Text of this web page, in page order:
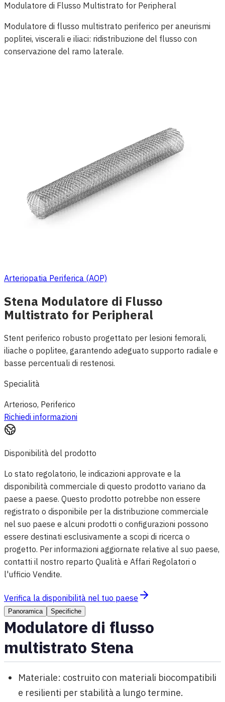
Modulatore di Flusso Multistrato for Peripheral
Modulatore di flusso multistrato periferico per aneurismi
poplitei, viscerali e iliaci: ridistribuzione del flusso con
conservazione del ramo laterale.
Arteriopatia Periferica (AOP)
Stena Modulatore di Flusso
Multistrato for Peripheral
Stent periferico robusto progettato per lesioni femorali,
iliache o poplitee, garantendo adeguato supporto radiale e
basse percentuali di restenosi.
Specialità
Arterioso, Periferico
Richiedi informazioni
Disponibilità del prodotto
Lo stato regolatorio, le indicazioni approvate e la
disponibilità commerciale di questo prodotto variano da
paese a paese. Questo prodotto potrebbe non essere
registrato o disponibile per la distribuzione commerciale
nel suo paese e alcuni prodotti o configurazioni possono
essere destinati esclusivamente a scopi di ricerca o
progetto. Per informazioni aggiornate relative al suo paese,
contatti il nostro reparto Qualità e Affari Regolatori o
l'ufficio Vendite.
Verifica la disponibilità nel tuo paese
Panoramica Specifiche
Modulatore di flusso
multistrato Stena
Materiale: costruito con materiali biocompatibili
e resilienti per stabilità a lungo termine.